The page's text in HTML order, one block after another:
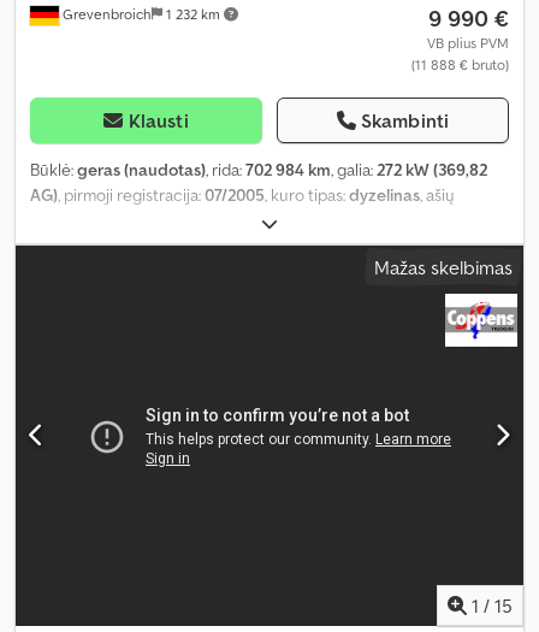
Grevenbroich 1 232 km 9 990 €
VB plius PVM
(11 888 € bruto)
Klausti Skambinti
Būklė:geras (naudotas), rida:702 984 km, galia: 272 kW (369,82
AG) , pirmoji registracija:07/2005 , kuro tipas:dyzelinas , ašių
dyzelinas
kabina:dieninė kabina, pavaros tipas:mechaninis, emisijos klasė:
2005, Įranga:
Mažas skelbimas
1 / 15